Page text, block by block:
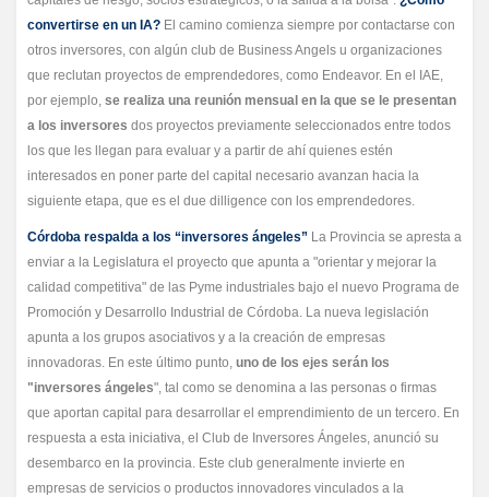
convertirse en un IA? El camino comienza siempre por contactarse con
otros inversores, con algún club de Business Angels u organizaciones
que reclutan proyectos de emprendedores, como Endeavor. En el IAE,
por ejemplo, se realiza una reunión mensual en la que se le presentan
a los inversores dos proyectos previamente seleccionados entre todos
los que les llegan para evaluar y a partir de ahí quienes estén
interesados en poner parte del capital necesario avanzan hacia la
siguiente etapa, que es el due dilligence con los emprendedores.
Córdoba respalda a los “inversores ángeles” La Provincia se apresta a
enviar a la Legislatura el proyecto que apunta a "orientar y mejorar la
calidad competitiva" de las Pyme industriales bajo el nuevo Programa de
Promoción y Desarrollo Industrial de Córdoba. La nueva legislación
apunta a los grupos asociativos y a la creación de empresas
innovadoras. En este último punto, uno de los ejes serán los
"inversores ángeles", tal como se denomina a las personas o firmas
que aportan capital para desarrollar el emprendimiento de un tercero. En
respuesta a esta iniciativa, el Club de Inversores Ángeles, anunció su
desembarco en la provincia. Este club generalmente invierte en
empresas de servicios o productos innovadores vinculados a la